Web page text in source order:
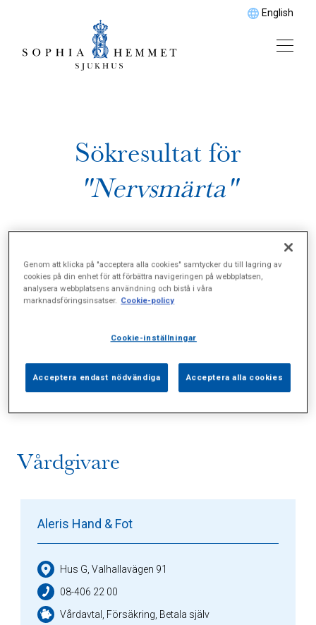
English
Sökresultat för
"Nervsmärta"
Sidor (0) Press (0) Sophianytt (0)
Vårdgivare
Aleris Hand & Fot
Hus G, Valhallavägen 91
08-406 22 00
Vårdavtal, Försäkring, Betala själv
Genom att klicka på "acceptera alla cookies" samtycker du till lagring av
cookies på din enhet för att förbättra navigeringen på webbplatsen,
analysera webbplatsens användning och bistå i våra
marknadsföringsinsatser. Cookie-policy
Cookie-inställningar
Acceptera endast nödvändiga Acceptera alla cookies